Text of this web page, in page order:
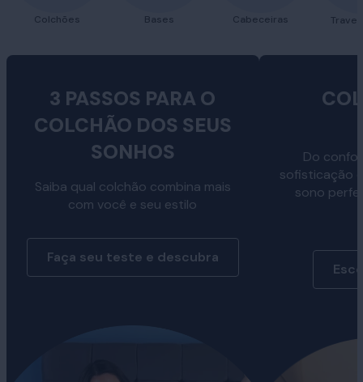
Colchões Bases Cabeceiras
3 PASSOS PARA O
COLCHÃO DOS SEUS
SONHOS
Saiba qual colchão combina mais
com você e seu estilo
Faça seu teste e descubra
Do
sofisticação
sono